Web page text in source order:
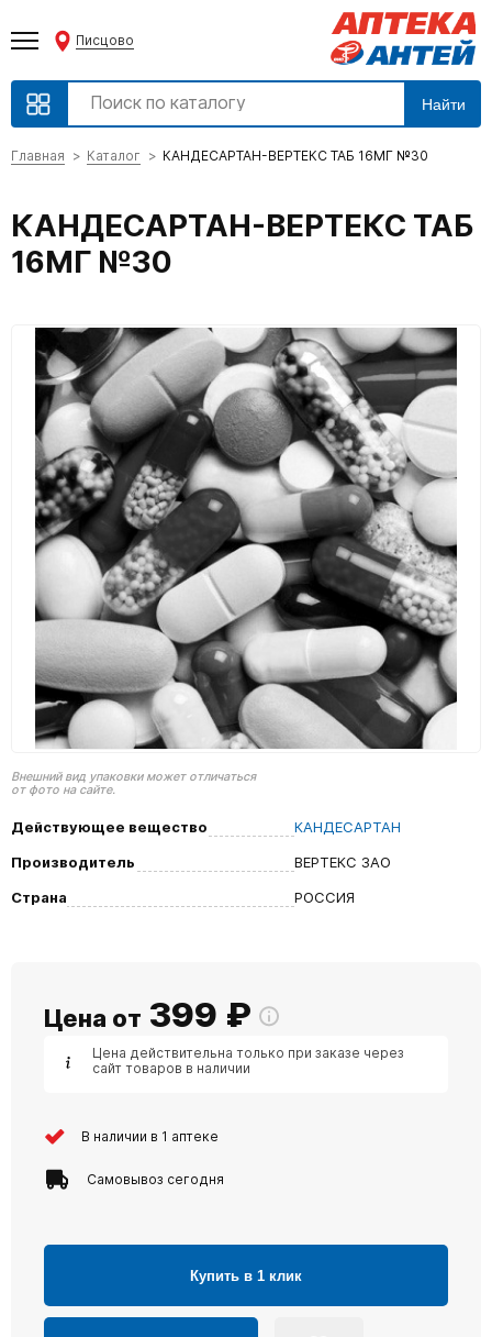
Писцово
Найти
Главная Каталог КАНДЕСАРТАН-ВЕРТЕКС ТАБ 16МГ №30
КАНДЕСАРТАН-ВЕРТЕКС ТАБ
16МГ №30
Внешний вид упаковки может отличаться
от фото на сайте.
Действующее вещество
КАНДЕСАРТАН
Производитель
ВЕРТЕКС ЗАО
Страна
РОССИЯ
Цена от 399 ₽
Цена действительна только при заказе через
сайт товаров в наличии
В наличии в 1 аптеке
Самовывоз сегодня
Купить в 1 клик